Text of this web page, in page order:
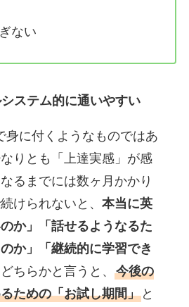
ない
ステム的に通いやすい
身に付くようなものではあ
りとも「上達実感」が感
るまでには数ヶ月かかり
けられないと、 本当に英
か」「話せるようなるた
か」「継続的に学習でき
ちらかと言うと、 今後の
ための「お試し期間」と